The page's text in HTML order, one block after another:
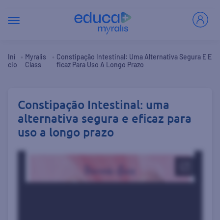
Iní
Cio
Myralis
Class
Constipação Intestinal: Uma Alternativa Segura E E
Ficaz Para Uso A Longo Prazo
Constipação Intestinal: uma
alternativa segura e eficaz para
uso a longo prazo